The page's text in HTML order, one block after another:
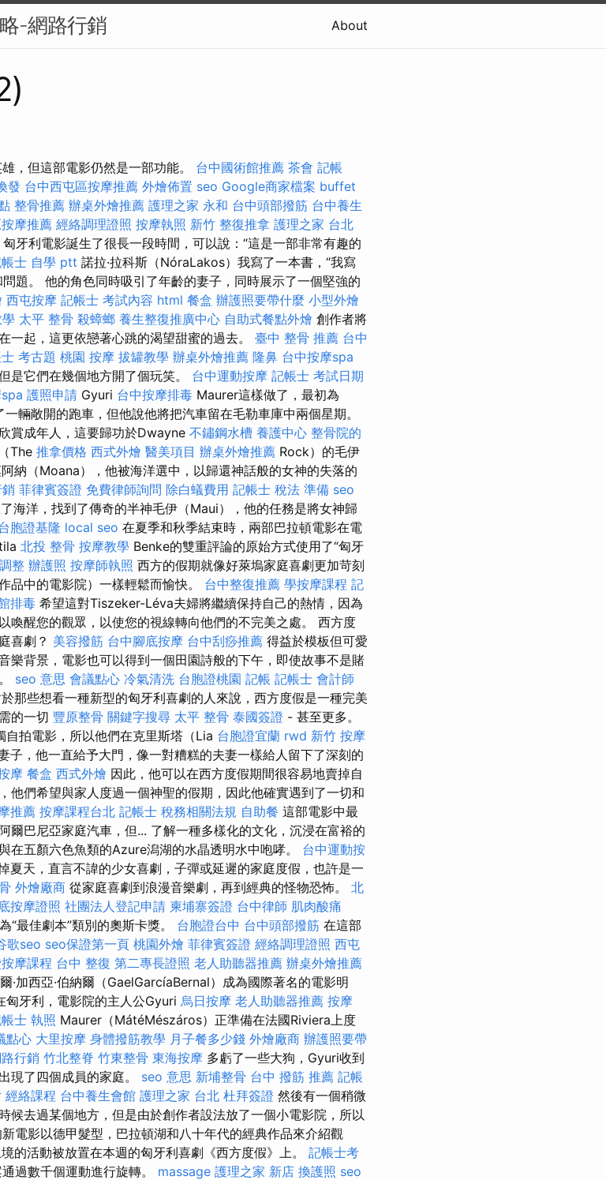
-網路行銷 About
，但這部電影仍然是一部功能。 台中國術館推薦 茶會 記帳
發 台中西屯區按摩推薦 外燴佈置 seo Google商家檔案 buffet
整骨推薦 辦桌外燴推薦 護理之家 永和 台中頭部撥筋 台中養生
摩推薦 經絡調理證照 按摩執照 新竹 整復推拿 護理之家 台北
匈牙利電影誕生了很長一段時間，可以說：“這是一部非常有趣的
士 自學 ptt 諾拉·拉科斯（NóraLakos）我寫了一本書，“我寫
題。 他的角色同時吸引了年齡的妻子，同時展示了一個堅強的
西屯按摩 記帳士 考試內容 html 餐盒 辦護照要帶什麼 小型外燴
太平 整骨 殺蟑螂 養生整復推廣中心 自助式餐點外燴 創作者將
一起，這更依戀著心跳的渴望甜蜜的過去。 臺中 整骨 推薦 台中
考古題 桃園 按摩 拔罐教學 辦桌外燴推薦 隆鼻 台中按摩spa
是它們在幾個地方開了個玩笑。 台中運動按摩 記帳士 考試日期
護照申請 Gyuri 台中按摩排毒 Maurer這樣做了，最初為
輛敞開的跑車，但他說他將把汽車留在毛勒車庫中兩個星期。
賞成年人，這要歸功於Dwayne 不鏽鋼水槽 養護中心 整骨院的
The 推拿價格 西式外燴 醫美項目 辦桌外燴推薦 Rock）的毛伊
納（Moana），他被海洋選中，以歸還神話般的女神的失落的
菲律賓簽證 免費律師詢問 除白蟻費用 記帳士 稅法 準備 seo
海洋，找到了傳奇的半神毛伊（Maui），他的任務是將女神歸
胞證基隆 local seo 在夏季和秋季結束時，兩部巴拉頓電影在電
北投 整骨 按摩教學 Benke的雙重評論的原始方式使用了“匈牙
整 辦護照 按摩師執照 西方的假期就像好萊塢家庭喜劇更加苛刻
品中的電影院）一樣輕鬆而愉快。 台中整復推薦 學按摩課程 記
排毒 希望這對Tiszeker-Léva夫婦將繼續保持自己的熱情，因為
喚醒您的觀眾，以使您的視線轉向他們的不完美之處。 西方度
喜劇？ 美容撥筋 台中腳底按摩 台中刮痧推薦 得益於模板但可愛
樂背景，電影也可以得到一個田園詩般的下午，即使故事不是賭
seo 意思 會議點心 冷氣清洗 台胞證桃園 記帳 記帳士 會計師
那些想看一種新型的匈牙利喜劇的人來說，西方度假是一種完美
的一切 豐原整骨 關鍵字搜尋 太平 整骨 泰國簽證 - 甚至更多。
自拍電影，所以他們在克里斯塔（Lia 台胞證宜蘭 rwd 新竹 按摩
子，他一直給予大門，像一對糟糕的夫妻一樣給人留下了深刻的
摩 餐盒 西式外燴 因此，他可以在西方度假期間很容易地賣掉自
他們希望與家人度過一個神聖的假期，因此他確實遇到了一切和
推薦 按摩課程台北 記帳士 稅務相關法規 自助餐 這部電影中最
爾巴尼亞家庭汽車，但... 了解一種多樣化的文化，沉浸在富裕的
在五顏六色魚類的Azure潟湖的水晶透明水中咆哮。 台中運動按
夏天，直言不諱的少女喜劇，子彈或延遲的家庭度假，也許是一
外燴廠商 從家庭喜劇到浪漫音樂劇，再到經典的怪物恐怖。 北
按摩證照 社團法人登記申請 柬埔寨簽證 台中律師 肌肉酸痛
最佳劇本”類別的奧斯卡獎。 台胞證台中 台中頭部撥筋 在這部
歌seo seo保證第一頁 桃園外燴 菲律賓簽證 經絡調理證照 西屯
摩課程 台中 整復 第二專長證照 老人助聽器推薦 辦桌外燴推薦
·加西亞·伯納爾（GaelGarcíaBernal）成為國際著名的電影明
牙利，電影院的主人公Gyuri 烏日按摩 老人助聽器推薦 按摩
士 執照 Maurer（MátéMészáros）正準備在法國Riviera上度
點心 大里按摩 身體撥筋教學 月子餐多少錢 外燴廠商 辦護照要帶
行銷 竹北整脊 竹東整骨 東海按摩 多虧了一些大狗，Gyuri收到
現了四個成員的家庭。 seo 意思 新埔整骨 台中 撥筋 推薦 記帳
經絡課程 台中養生會館 護理之家 台北 杜拜簽證 然後有一個稍微
候去過某個地方，但是由於創作者設法放了一個小電影院，所以
電影以德甲髮型，巴拉頓湖和八十年代的經典作品來介紹觀
的活動被放置在本週的匈牙利喜劇《西方度假》上。 記帳士考
過數千個運動進行旋轉。 massage 護理之家 新店 換護照 seo